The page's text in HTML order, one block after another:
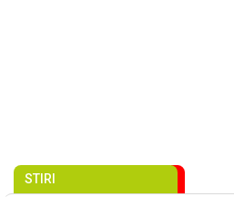
STIRI